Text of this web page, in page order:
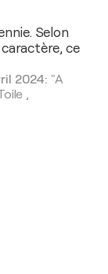
Selon
caractère, ce
2024: "A
,